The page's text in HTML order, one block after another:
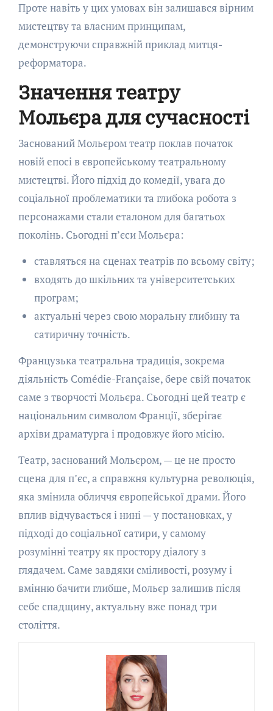
Проте навіть у цих умовах він залишався вірним
мистецтву та власним принципам,
демонструючи справжній приклад митця-
реформатора.
Значення театру
Мольєра для сучасності
Заснований Мольєром театр поклав початок
новій епосі в європейському театральному
мистецтві. Його підхід до комедії, увага до
соціальної проблематики та глибока робота з
персонажами стали еталоном для багатьох
поколінь. Сьогодні п’єси Мольєра:
ставляться на сценах театрів по всьому світу;
входять до шкільних та університетських
програм;
актуальні через свою моральну глибину та
сатиричну точність.
Французька театральна традиція, зокрема
діяльність Comédie-Française, бере свій початок
саме з творчості Мольєра. Сьогодні цей театр є
національним символом Франції, зберігає
архіви драматурга і продовжує його місію.
Театр, заснований Мольєром, — це не просто
сцена для п’єс, а справжня культурна революція,
яка змінила обличчя європейської драми. Його
вплив відчувається і нині — у постановках, у
підході до соціальної сатири, у самому
розумінні театру як простору діалогу з
глядачем. Саме завдяки сміливості, розуму і
вмінню бачити глибше, Мольєр залишив після
себе спадщину, актуальну вже понад три
століття.